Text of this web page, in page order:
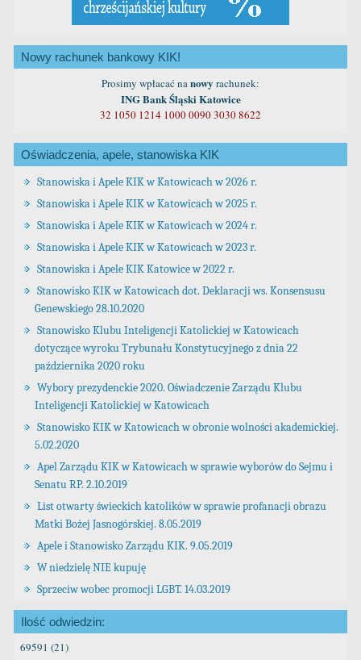
Nowy rachunek bankowy KIK!
Prosimy wpłacać nanowy rachunek:
ING Bank Śląski Katowice
32 1050 1214 1000 0090 3030 8622
Oświadczenia, apele, stanowiska KIK
Stanowiska i Apele KIK w Katowicach w 2026 r.
Stanowiska i Apele KIK w Katowicach w 2025 r.
Stanowiska i Apele KIK w Katowicach w 2024 r.
Stanowiska i Apele KIK w Katowicach w 2023 r.
Stanowiska i Apele KIK Katowice w 2022 r.
Stanowisko KIK w Katowicach dot. Deklaracji ws. Konsensusu
Genewskiego 28.10.2020
Stanowisko Klubu Inteligencji Katolickiej w Katowicach
dotyczące wyroku Trybunału Konstytucyjnego z dnia 22
października 2020 roku
Wybory prezydenckie 2020. Oświadczenie Zarządu Klubu
Inteligencji Katolickiej w Katowicach
Stanowisko KIK w Katowicach w obronie wolności akademickiej.
5.02.2020
Apel Zarządu KIK w Katowicach w sprawie wyborów do Sejmu i
Senatu RP. 2.10.2019
List otwarty świeckich katolików w sprawie profanacji obrazu
Matki Bożej Jasnogórskiej. 8.05.2019
Apele i Stanowisko Zarządu KIK. 9.05.2019
W niedzielę NIE kupuję
Sprzeciw wobec promocji LGBT. 14.03.2019
Ilość odwiedzin:
69591 (21)